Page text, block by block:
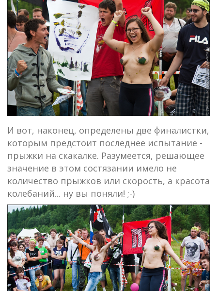
И вот, наконец, определены две финалистки,
которым предстоит последнее испытание -
прыжки на скакалке. Разумеется, решающее
значение в этом состязании имело не
количество прыжков или скорость, а красота
колебаний... ну вы поняли! ;-)